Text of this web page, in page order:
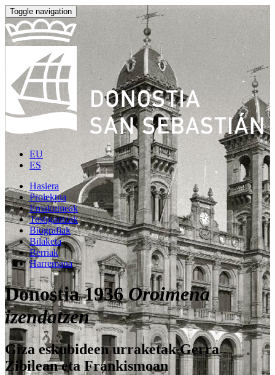
Toggle navigation
EU
ES
Hasiera
Proiektua
Emakumeak
Testigantzak
Biografiak
Bilaketa
Berriak
Harremana
Donostia 1936Oroimena
izendatzen
Giza eskubideen urraketak Gerra
Zibilean eta Frankismoan